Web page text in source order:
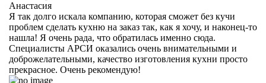
Анастасия
Я так долго искала компанию, которая сможет без кучи
проблем сделать кухню на заказ так, как я хочу, и наконец-то
нашла! Я очень рада, что обратилась именно сюда.
Специалисты АРСИ оказались очень внимательными и
доброжелательными, качество изготовления кухни просто
прекрасное. Очень рекомендую!